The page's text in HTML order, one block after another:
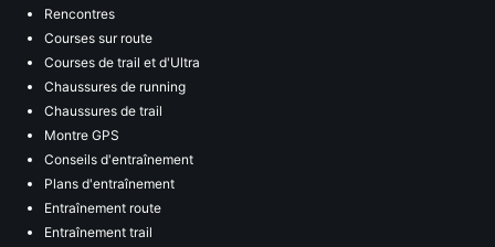
Rencontres
Courses sur route
Courses de trail et d'Ultra
Chaussures de running
Chaussures de trail
Montre GPS
Conseils d'entraînement
Plans d'entraînement
Entraînement route
Entraînement trail